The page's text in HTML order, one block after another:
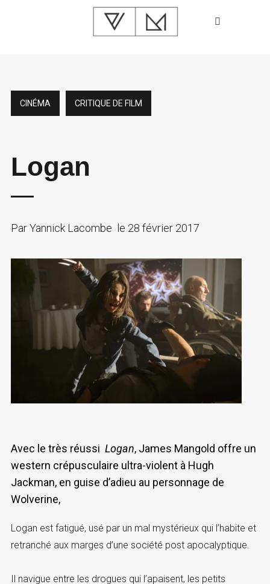
CINÉMA CRITIQUE DE FILM
Logan
ParYannick Lacombe le 28 février 2017
Avec le très réussi Logan, James Mangold offre un
western crépusculaire ultra-violent à Hugh
Jackman, en guise d’adieu au personnage de
Wolverine,
Logan est fatigué, usé par un mal mystérieux qui l’habite et
retranché aux marges d’une société post apocalyptique.
Il navigue entre les drogues qui l’apaisent, les petits